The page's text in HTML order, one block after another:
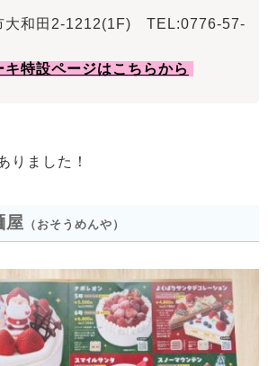
大和田2-1212(1F) TEL:0776-57-
キ特設ページはこちらから
りました！
屋 （おそうめんや）